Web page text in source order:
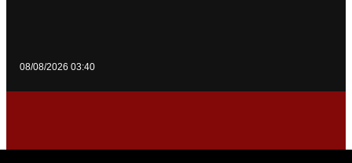
08/08/2026 03:40